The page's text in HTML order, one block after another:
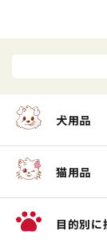
犬用品
猫用品
目的別に